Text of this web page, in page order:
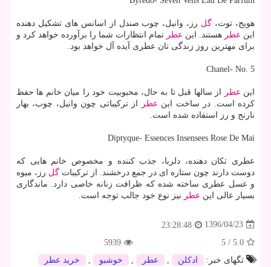
هویج، توت، گل رز، وانیل، چوب صندل از اسانس های تشكیل دهنده
این عطر هستند. این عطر تمام انتظارات شما را برآورده خواهد كرد و
برای مهترین روز زندگی تان عطری آیده آل خواهد بود.
Chanel- No. 5
این عطر
از سالها قبل تا به حال، محبوبیت خود را میان خانم ها حفظ
كرده است. در ساخت این عطر
از تركیباتی چون وانیل، چوب، بهار
نارنج و رز استفاده شده است.
Diptyque- Essences Insensees Rose De Mai
عطری تكان دهنده، دلربا، جذب كننده و مخصوص خانم هایی كه
دوست دارند چون ستاره ای در جمع درخشند. از تركیبات گل رز، میوه
و عسل عطری ساخته شده كه ظرافت زنانه خاصی دارد. ماندگاری
بسیار عالی این عطر نیز نوع خود جالب توجه است.
1396/04/23
23:28:48
5.0
/
5
5939
تگهای خبر:
ادكلن , عطر , خوشبو , خرید عطر